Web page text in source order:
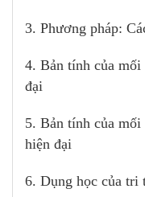
3. Phương pháp:
4. Bản tính của
đại
5. Bản tính của
hiện đại
6. Dụng học của tri